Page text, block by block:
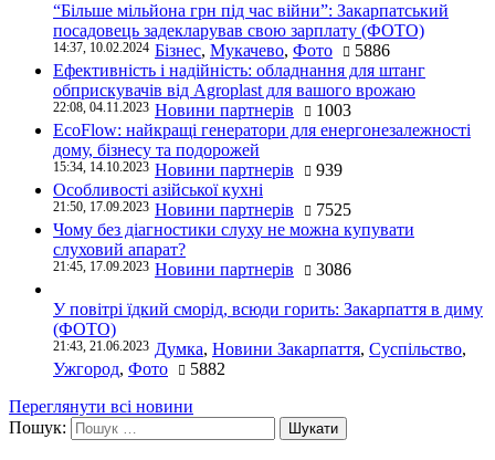
“Більше мільйона грн під час війни”: Закарпатський
посадовець задекларував свою зарплату (ФОТО)
14:37, 10.02.2024 Бізнес, Мукачево, Фото
5886
Ефективність і надійність: обладнання для штанг
обприскувачів від Agroplast для вашого врожаю
22:08, 04.11.2023 Новини партнерів
1003
EcoFlow: найкращі генератори для енергонезалежності
дому, бізнесу та подорожей
15:34, 14.10.2023 Новини партнерів
939
Особливості азійської кухні
21:50, 17.09.2023 Новини партнерів
7525
Чому без діагностики слуху не можна купувати
слуховий апарат?
21:45, 17.09.2023 Новини партнерів 3086
У повітрі їдкий сморід, всюди горить: Закарпаття в диму
(ФОТО)
21:43, 21.06.2023 Думка, Новини Закарпаття, Суспільство,
Ужгород, Фото
5882
Переглянути всі новини
Пошук: